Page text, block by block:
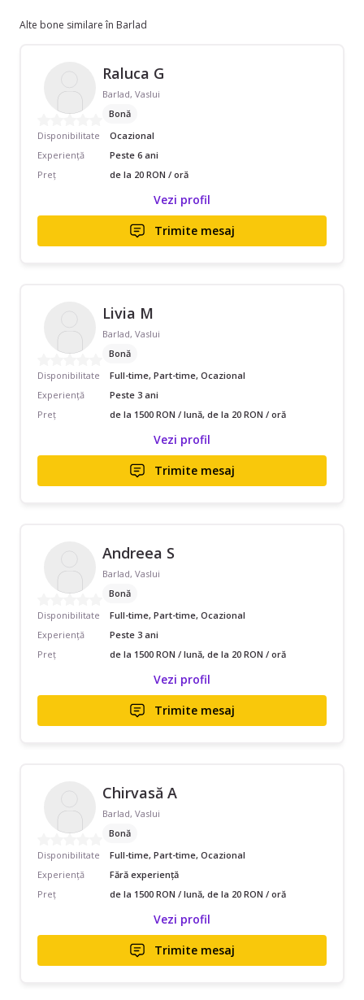
Alte bone similare în Barlad
Raluca G
Barlad, Vaslui
Bonă
Disponibilitate
Ocazional
Experiență
Peste 6 ani
Preț
de la 20 RON / oră
Vezi profil
Trimite mesaj
Livia M
Barlad, Vaslui
Bonă
Disponibilitate
Full-time, Part-time, Ocazional
Experiență
Peste 3 ani
Preț
de la 1500 RON / lună, de la 20 RON / oră
Vezi profil
Trimite mesaj
Andreea S
Barlad, Vaslui
Bonă
Disponibilitate
Full-time, Part-time, Ocazional
Experiență
Peste 3 ani
Preț
de la 1500 RON / lună, de la 20 RON / oră
Vezi profil
Trimite mesaj
Chirvasă A
Barlad, Vaslui
Bonă
Disponibilitate
Full-time, Part-time, Ocazional
Experiență
Fără experiență
Preț
de la 1500 RON / lună, de la 20 RON / oră
Vezi profil
Trimite mesaj